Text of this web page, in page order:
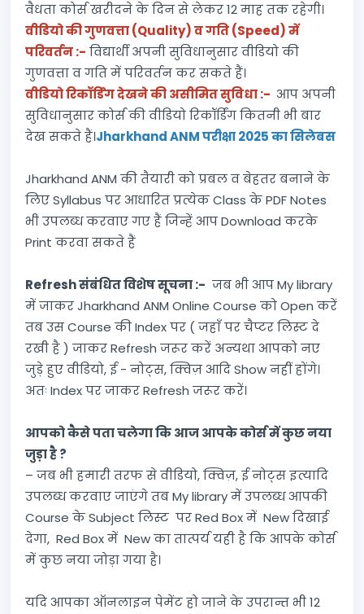
वैधता कोर्स खरीदने के दिन से लेकर 12 माह तक रहेगी।
वीडियो की गुणवत्ता (Quality) व गति (Speed) में
परिवर्तन :- विद्यार्थी अपनी सुविधानुसार वीडियो की
गुणवत्ता व गति में परिवर्तन कर सकते हैं।
वीडियो रिकॉर्डिंग देखने की असीमित सुविधा :- आप अपनी
सुविधानुसार कोर्स की वीडियो रिकॉर्डिंग कितनी भी बार
देख सकते हैं।Jharkhand ANM परीक्षा 2025 का सिलेबस
Jharkhand ANM की तैयारी को प्रबल व बेहतर बनाने के
लिए Syllabus पर आधारित प्रत्येक Class के PDF Notes
भी उपलब्ध करवाए गए हैं जिन्हें आप Download करके
Print करवा सकते हैं
Refresh संबंधित विशेष सूचना :- जब भी आप My library
में जाकर Jharkhand ANM Online Course को Open करें
तब उस Course की Index पर ( जहाँ पर चैप्टर लिस्ट दे
रखी है ) जाकर Refresh जरूर करें अन्यथा आपको नए
जुड़े हुए वीडियो, ई - नोट्स, क्विज़ आदि Show नहीं होंगे।
अतः Index पर जाकर Refresh जरूर करें।
आपको कैसे पता चलेगा कि आज आपके कोर्स में कुछ नया
जुड़ा है ?
– जब भी हमारी तरफ से वीडियो, क्विज़, ई नोट्स इत्यादि
उपलब्ध करवाए जाएंगे तब My library में उपलब्ध आपकी
Course के Subject लिस्ट पर Red Box में New दिखाई
देगा, Red Box में New का तात्पर्य यही है कि आपके कोर्स
में कुछ नया जोड़ा गया है।
यदि आपका ऑनलाइन पेमेंट हो जाने के उपरान्त भी 12